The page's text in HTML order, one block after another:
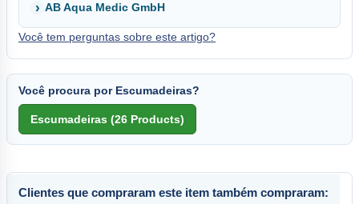
AB Aqua Medic GmbH
Você tem perguntas sobre este artigo?
Você procura por Escumadeiras?
Clientes que compraram este item também compraram: